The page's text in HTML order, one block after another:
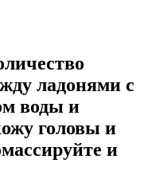
ладонями с
воды и
головы и
и